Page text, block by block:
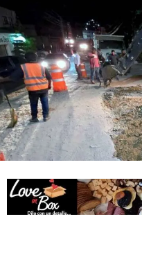
actividades de acceso libre